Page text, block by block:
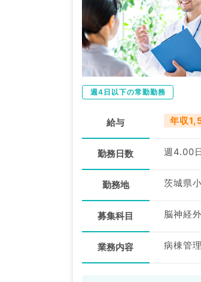
週4日以下の常勤勤務
給与 年収
勤務日数 週4.00
勤務地 茨城県
募集科目 脳神経
業務内容 病棟管